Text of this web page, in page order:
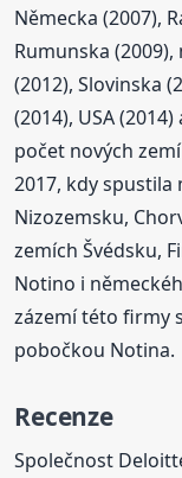
Německa (2007),
Rumunska
(2012), Slovinska
(2014), USA
počet nových
2017, kdy spustila
Nizozemsku,
zemích Švédsku,
Notino i
zázemí této firmy
pobočkou Notina.
Recenze
Společnost